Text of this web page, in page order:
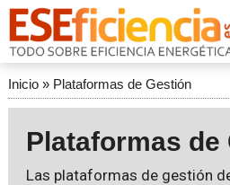
Inicio» Plataformas de Gestión
Plataformas de
Las plataformas de gestión